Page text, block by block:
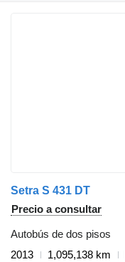
Setra S 431 DT
Precio a consultar
Autobús de dos pisos
2013
1,095,138 km